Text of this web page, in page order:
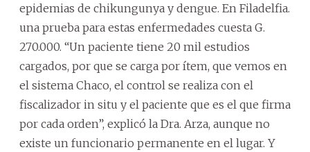
epidemias de chikungunya y dengue. En Filadelfia.
una prueba para estas enfermedades cuesta G.
270.000. “Un paciente tiene 20 mil estudios
cargados, por que se carga por ítem, que vemos en
el sistema Chaco, el control se realiza con el
fiscalizador in situ y el paciente que es el que firma
por cada orden”, explicó la Dra. Arza, aunque no
existe un funcionario permanente en el lugar. Y